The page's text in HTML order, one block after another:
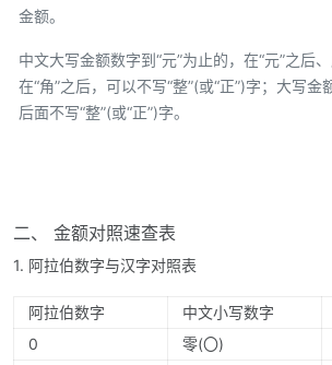
金额。
中文大写金额数字到“元”为止的，在“元”之后、
在“角”之后，可以不写“整”(或“正”)字；大写金
后面不写“整”(或“正”)字。
二、 金额对照速查表
1. 阿拉伯数字与汉字对照表
阿拉伯数字 中文小写数字
0
零(〇)